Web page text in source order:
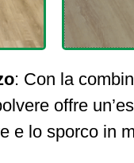
: Con la
offre
e lo sporco in